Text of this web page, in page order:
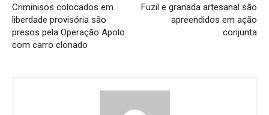
Criminisos colocados em
liberdade provisória são
presos pela Operação Apolo
com carro clonado
Fuzil e granada artesanal são
apreendidos em ação
conjunta